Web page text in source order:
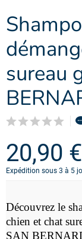
sureau
20,90 €
Expédition sous 3 à 5
Découvrez le
chien et chat
SAN